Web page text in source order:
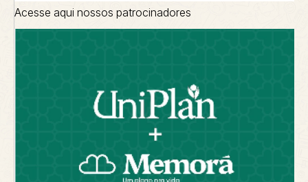
Acesse aqui nossos patrocinadores